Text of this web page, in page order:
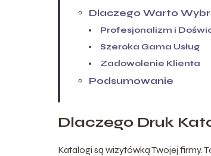
Dlaczego Warto
Profesjonalizm i
Szeroka Gama Usług
Zadowolenie Klienta
Podsumowanie
Dlaczego Druk
Katalogi są wizytówką Twojej firmy.